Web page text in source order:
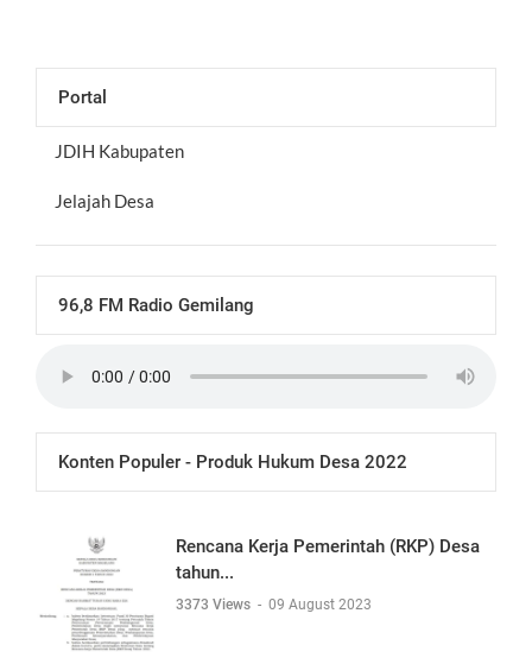
Portal
JDIH Kabupaten
Jelajah Desa
96,8 FM Radio Gemilang
Konten Populer - Produk Hukum Desa 2022
Rencana Kerja Pemerintah (RKP) Desa
tahun...
3373 Views - 09 August 2023